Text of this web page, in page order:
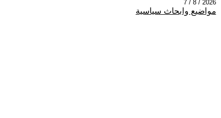
2026 / 8 / 7
مواضيع وابحاث سياسية